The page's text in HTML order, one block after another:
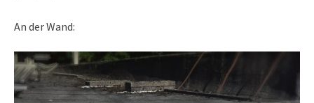
An der Wand: